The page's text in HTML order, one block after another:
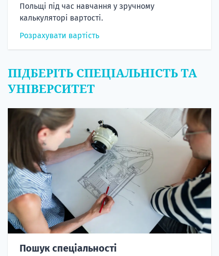
Польщі під час навчання у зручному
калькуляторі вартості.
Розрахувати вартість
ПІДБЕРІТЬ СПЕЦІАЛЬНІСТЬ ТА
УНІВЕРСИТЕТ
Пошук спеціальності